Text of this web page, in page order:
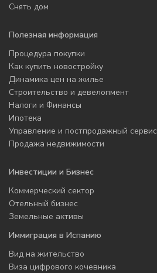
Снять дом
Полезная информация
Процедура покупки
Как купить новостройку
Динамика цен на жилье
Строительство и девелопмент
Налоги и Финансы
Ипотека
Управление и постпродажный сервис
Продажа недвижимости
Инвестиции и Бизнес
Коммерческий сектор
Отельный бизнес
Земельные активы
Иммиграция в Испанию
Вид на жительство
Виза цифрового кочевника